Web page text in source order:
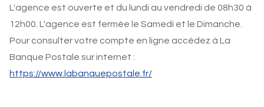
L'agence est ouverte et du lundi au vendredi de 08h30 à
12h00. L'agence est fermée le Samedi et le Dimanche.
Pour consulter votre compte en ligne accédez à La
Banque Postale sur internet :
https://www.labanquepostale.fr/